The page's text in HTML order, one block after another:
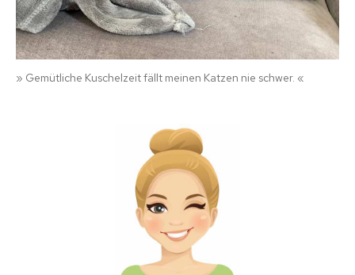
» Gemütliche Kuschelzeit fällt meinen Katzen nie schwer. «